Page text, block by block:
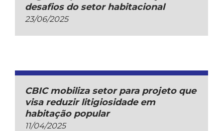
desafios do setor habitacional
23/06/2025
CBIC mobiliza setor para projeto que
visa reduzir litigiosidade em
habitação popular
11/04/2025